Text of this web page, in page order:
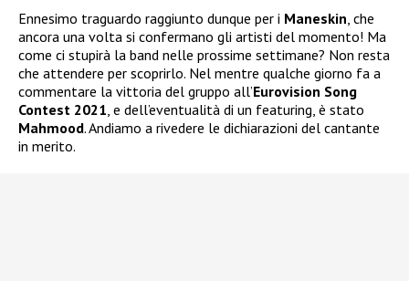
Ennesimo traguardo raggiunto dunque per i Maneskin , che
ancora una volta si confermano gli artisti del momento! Ma
come ci stupirà la band nelle prossime settimane? Non resta
che attendere per scoprirlo. Nel mentre qualche giorno fa a
commentare la vittoria del gruppo all’Eurovision Song
Contest 2021 , e dell’eventualità di un featuring, è stato
Mahmood. Andiamo a rivedere le dichiarazioni del cantante
in merito.